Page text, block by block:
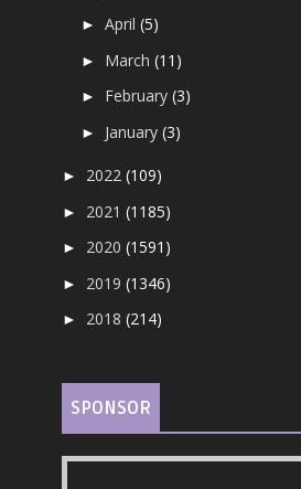
►April(5)
► March(11)
► February(3)
► January(3)
► 2022(109)
► 2021(1185)
► 2020(1591)
► 2019(1346)
► 2018(214)
SPONSOR